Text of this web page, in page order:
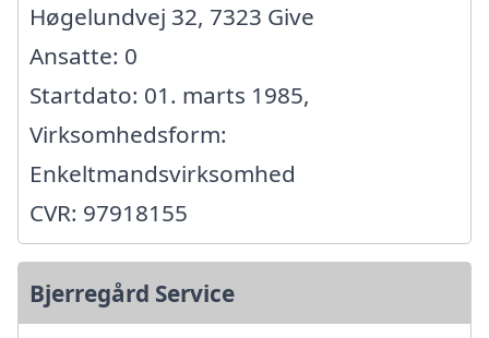
Høgelundvej 32, 7323 Give
Ansatte: 0
Startdato: 01. marts 1985,
Virksomhedsform:
Enkeltmandsvirksomhed
CVR: 97918155
Bjerregård Service